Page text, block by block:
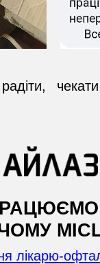
лікарю-